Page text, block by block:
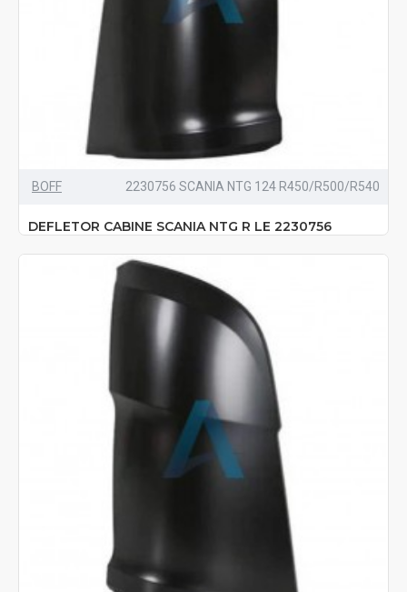
BOFF 2230756 SCANIA NTG 124 R450/R500/R540
DEFLETOR CABINE SCANIA NTG R LE 2230756